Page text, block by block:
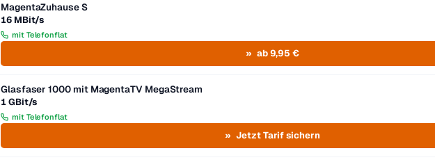
MagentaZuhause S
16 MBit/s
mit Telefonflat
ab 9,95 €
Glasfaser 1000 mit MagentaTV MegaStream
1 GBit/s
mit Telefonflat
Jetzt Tarif sichern